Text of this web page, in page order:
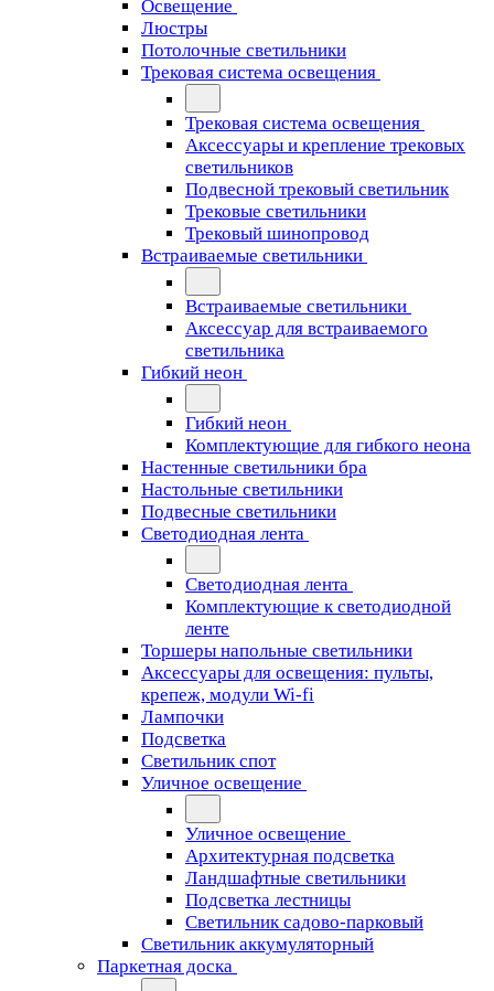
Освещение
Люстры
Потолочные светильники
Трековая система освещения
Трековая система освещения
Аксессуары и крепление трековых
светильников
Подвесной трековый светильник
Трековые светильники
Трековый шинопровод
Встраиваемые светильники
Встраиваемые светильники
Аксессуар для встраиваемого
светильника
Гибкий неон
Гибкий неон
Комплектующие для гибкого неона
Настенные светильники бра
Настольные светильники
Подвесные светильники
Светодиодная лента
Светодиодная лента
Комплектующие к светодиодной
ленте
Торшеры напольные светильники
Аксессуары для освещения: пульты,
крепеж, модули Wi-fi
Лампочки
Подсветка
Светильник спот
Уличное освещение
Уличное освещение
Архитектурная подсветка
Ландшафтные светильники
Подсветка лестницы
Светильник садово-парковый
Светильник аккумуляторный
Паркетная доска